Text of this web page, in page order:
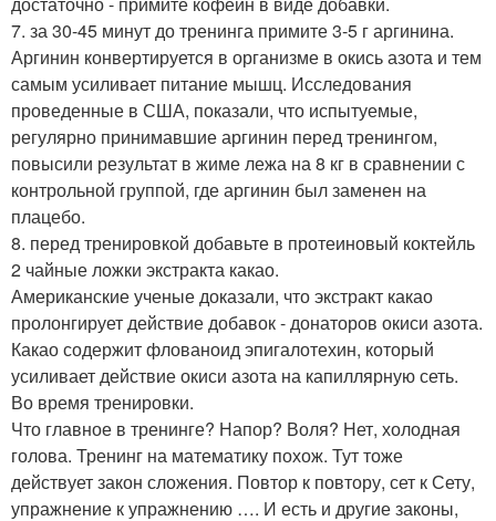
7. за 30-45 минут до тренинга примите 3-5 г аргинина.
Аргинин конвертируется в организме в окись азота и тем
самым усиливает питание мышц. Исследования
проведенные в США, показали, что испытуемые,
регулярно принимавшие аргинин перед тренингом,
повысили результат в жиме лежа на 8 кг в сравнении с
контрольной группой, где аргинин был заменен на
плацебо.
8. перед тренировкой добавьте в протеиновый коктейль
2 чайные ложки экстракта какао.
Американские ученые доказали, что экстракт какао
пролонгирует действие добавок - донаторов окиси азота.
Какао содержит флованоид эпигалотехин, который
усиливает действие окиси азота на капиллярную сеть.
Во время тренировки.
Что главное в тренинге? Напор? Воля? Нет, холодная
голова. Тренинг на математику похож. Тут тоже
действует закон сложения. Повтор к повтору, сет к Сету,
упражнение к упражнению …. И есть и другие законы,